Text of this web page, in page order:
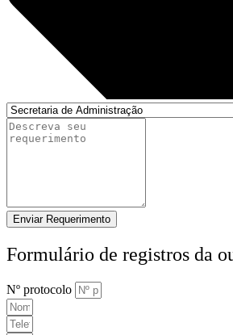
Enviar Requerimento
Formulário de registros da
Nº protocolo